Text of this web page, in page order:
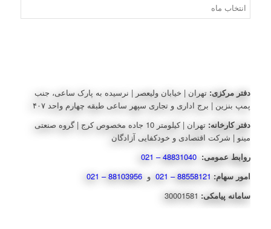
دفتر مرکزی: تهران | خیابان ولیعصر | نرسیده به پارک ساعی، جنب
پمپ بنزین | برج اداری و تجاری سپهر ساعی طبقه چهارم واحد ۴۰۷
دفتر کارخانه:
تهران | کیلومتر 10 جاده مخصوص کرج | گروه صنعتی
مینو | شرکت اقتصادی و خودکفایی آزادگان
روابط عمومی:
امور سهام: 88558121 – 021 و
سامانه پیامکی: